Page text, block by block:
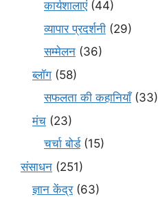
कार्यशालाएं(44)
व्यापार प्रदर्शनी (29)
सम्मेलन (36)
ब्लॉग (58)
सफलता की कहानियाँ(33)
मंच (23)
चर्चा बोर्ड(15)
संसाधन (251)
ज्ञान केंद्र(63)